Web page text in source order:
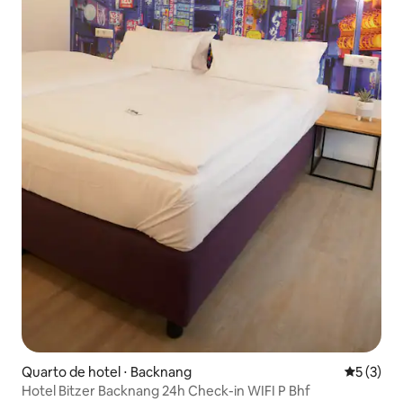
Quarto de hotel ⋅ Backnang 5 de
5 (3)
Hotel Bitzer Backnang 24h Check-in WIFI P Bhf